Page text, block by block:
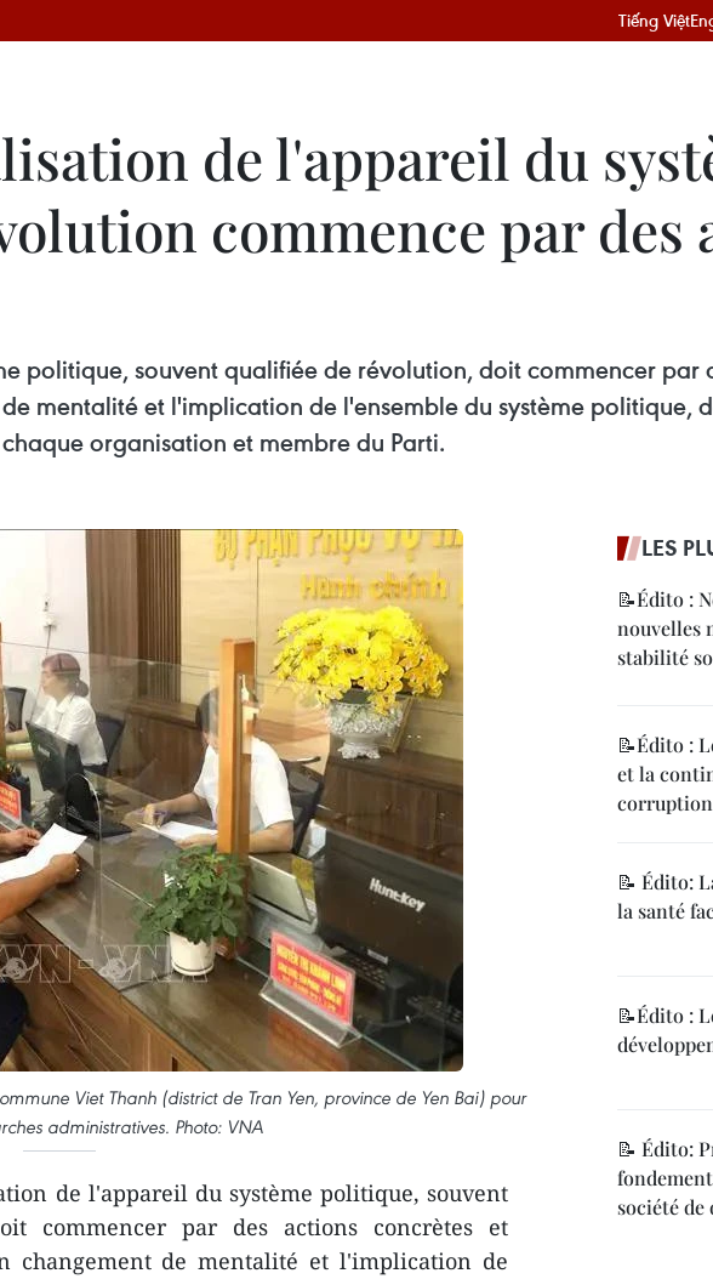
Tiếng Việt
de l'appareil du
commence par des
politique, souvent qualifiée de révolution, doit commencer par
mentalité et l'implication de l'ensemble du système politique,
organisation et membre du Parti.
Viet Thanh (district de Tran Yen, province de Yen Bai) pour
administratives. Photo: VNA
de l'appareil du système politique, souvent
commencer par des actions concrètes et
changement de mentalité et l'implication de
LES
📝Édito :
nouvelles
stabilité
📝Édito :
et la
corruption
📝 Édito:
la santé
📝Édito :
📝 Édito:
société de